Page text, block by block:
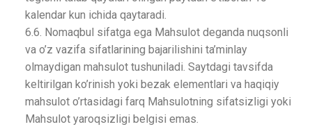
kalendar kun ichida qaytaradi.
6.6. Nomaqbul sifatga ega Mahsulot deganda nuqsonli
va o’z vazifa sifatlarining bajarilishini ta’minlay
olmaydigan mahsulot tushuniladi. Saytdagi tavsifda
keltirilgan ko’rinish yoki bezak elementlari va haqiqiy
mahsulot o’rtasidagi farq Mahsulotning sifatsizligi yoki
Mahsulot yaroqsizligi belgisi emas.